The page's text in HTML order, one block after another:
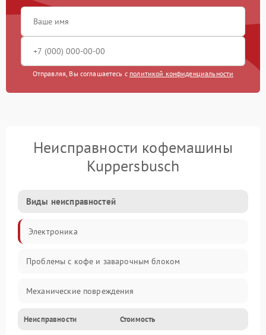
Отправляя, Вы соглашаетесь с политикой конфиденциальности
Неисправности кофемашины
Kuppersbusch
Виды неисправностей
Электроника
Проблемы с кофе и заварочным блоком
Механические повреждения
Прочие неисправности
Неисправности Стоимость